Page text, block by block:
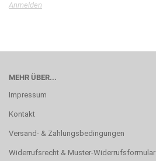
Anmelden
MEHR ÜBER...
Impressum
Kontakt
Versand- & Zahlungsbedingungen
Widerrufsrecht & Muster-Widerrufsformular